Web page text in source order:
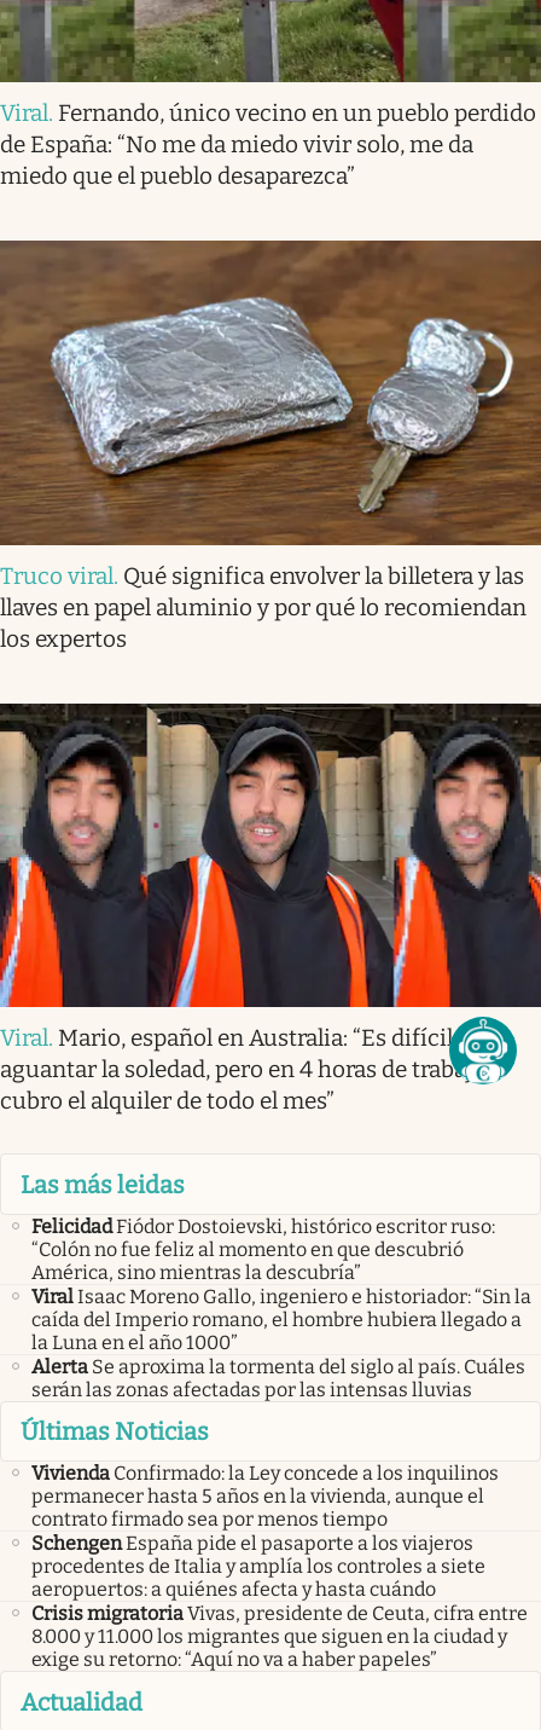
Viral. Fernando, único vecino en un pueblo perdido
de España: “No me da miedo vivir solo, me da
miedo que el pueblo desaparezca”
Truco viral. Qué significa envolver la billetera y las
llaves en papel aluminio y por qué lo recomiendan
los expertos
Viral. Mario, español en Australia: “Es difícil
aguantar la soledad, pero en 4 horas de trabajo
cubro el alquiler de todo el mes”
Las más leidas
FelicidadFiódor Dostoievski, histórico escritor ruso:
“Colón no fue feliz al momento en que descubrió
América, sino mientras la descubría”
ViralIsaac Moreno Gallo, ingeniero e historiador: “Sin la
caída del Imperio romano, el hombre hubiera llegado a
la Luna en el año 1000”
Alerta Se aproxima la tormenta del siglo al país. Cuáles
serán las zonas afectadas por las intensas lluvias
Últimas Noticias
Vivienda Confirmado: la Ley concede a los inquilinos
permanecer hasta 5 años en la vivienda, aunque el
contrato firmado sea por menos tiempo
SchengenEspaña pide el pasaporte a los viajeros
procedentes de Italia y amplía los controles a siete
aeropuertos: a quiénes afecta y hasta cuándo
Crisis migratoriaVivas, presidente de Ceuta, cifra entre
8.000 y 11.000 los migrantes que siguen en la ciudad y
exige su retorno: “Aquí no va a haber papeles”
Actualidad